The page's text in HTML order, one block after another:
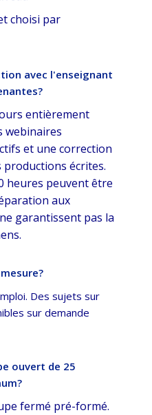
choisi par
avec l'enseignant
entièrement
webinaires
et une correction
productions écrites.
heures peuvent être
aux
garantissent pas la
Des sujets sur
sur demande
ouvert de 25
fermé pré-formé.